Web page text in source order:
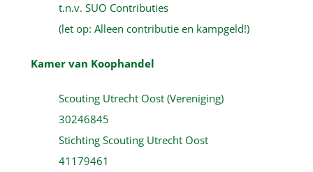
t.n.v. SUO Contributies
(let op: Alleen contributie en kampgeld!)
Kamer van Koophandel
Scouting Utrecht Oost (Vereniging)
30246845
Stichting Scouting Utrecht Oost
41179461